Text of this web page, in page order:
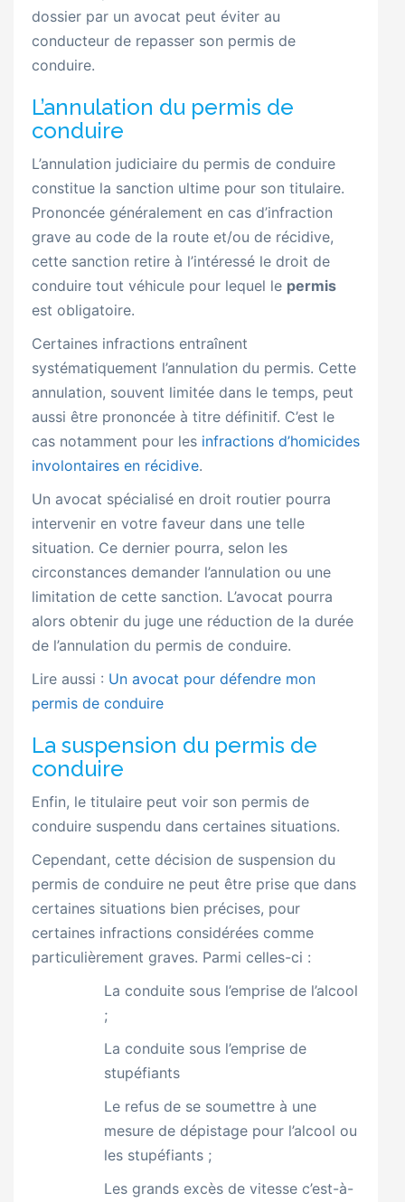
dossier par un avocat peut éviter au
conducteur de repasser son permis de
conduire.
L’annulation du permis de
conduire
L’annulation judiciaire du permis de conduire
constitue la sanction ultime pour son titulaire.
Prononcée généralement en cas d’infraction
grave au code de la route et/ou de récidive,
cette sanction retire à l’intéressé le droit de
conduire tout véhicule pour lequel le permis
est obligatoire.
Certaines infractions entraînent
systématiquement l’annulation du permis. Cette
annulation, souvent limitée dans le temps, peut
aussi être prononcée à titre définitif. C’est le
cas notamment pour les infractions d’homicides
involontaires en récidive.
Un avocat spécialisé en droit routier pourra
intervenir en votre faveur dans une telle
situation. Ce dernier pourra, selon les
circonstances demander l’annulation ou une
limitation de cette sanction. L’avocat pourra
alors obtenir du juge une réduction de la durée
de l’annulation du permis de conduire.
Lire aussi : Un avocat pour défendre mon
permis de conduire
La suspension du permis de
conduire
Enfin, le titulaire peut voir son permis de
conduire suspendu dans certaines situations.
Cependant, cette décision de suspension du
permis de conduire ne peut être prise que dans
certaines situations bien précises, pour
certaines infractions considérées comme
particulièrement graves. Parmi celles-ci :
La conduite sous l’emprise de l’alcool
;
La conduite sous l’emprise de
stupéfiants
Le refus de se soumettre à une
mesure de dépistage pour l’alcool ou
les stupéfiants ;
Les grands excès de vitesse c’est-à-